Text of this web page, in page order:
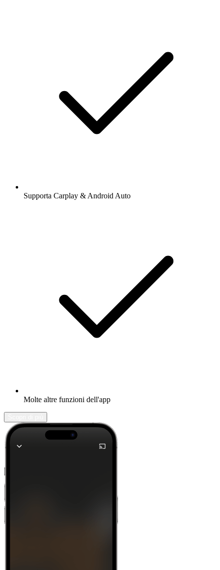
Supporta Carplay & Android Auto
Molte altre funzioni dell'app